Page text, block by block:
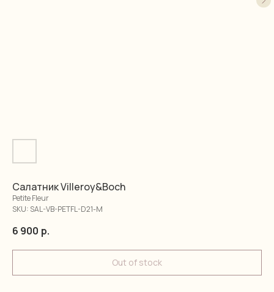
Салатник Villeroy&Boch
Petite Fleur
SKU: SAL-VB-PETFL-D21-M
6 900 р.
Out of stock